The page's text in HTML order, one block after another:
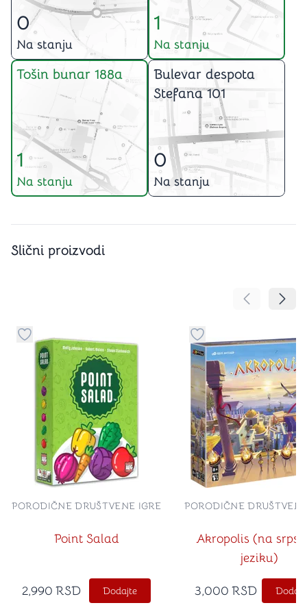
0
Na stanju
1
Na stanju
Tošin bunar 188a
1
Na stanju
Bulevar despota
Stefana 101
0
Na stanju
Slični proizvodi
Pomeranje
Dugme za dodavanje stvari u kategoriju omiljeno
Point Salad
PORODIČNE DRUŠTVENE IGRE
2,990 RSD Dodajte
Dugme za dodavanje
Akropolis (na
jeziku)
PORODIČNE
3,000 RSD